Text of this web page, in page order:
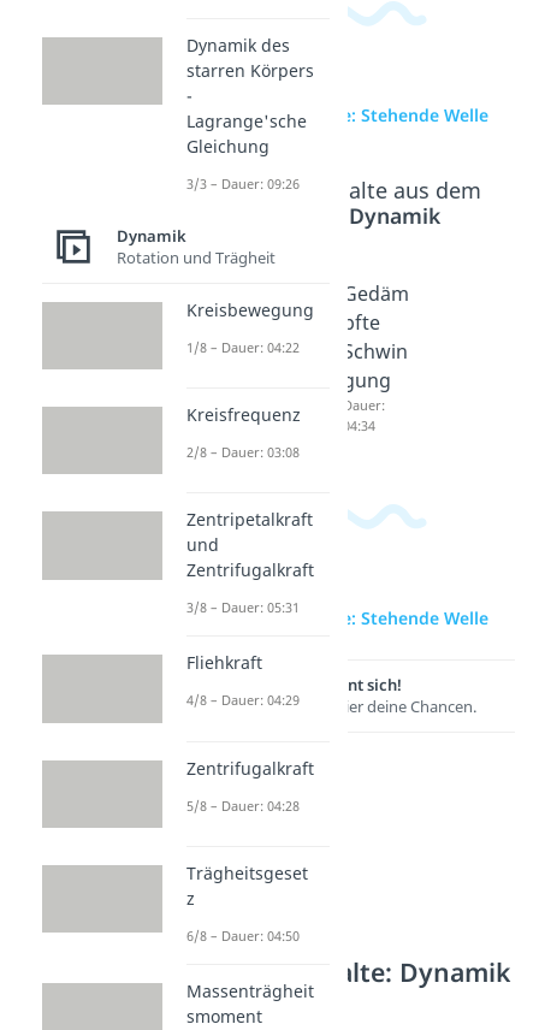
zur Videoseite: Stehende Welle
Beliebte Inhalte aus dem
Dynamik
nz
Dauer:
ische
Schwin
05:43
Gedäm
pfte
Schwin
gung
Dauer:
04:34
zur Videoseite: Stehende Welle
Lernen lohnt sich!
Entdecke hier deine Chancen.
Weitere Inhalte: Dynamik
Schwingungen
Dynamik des
starren Körpers
-
Lagrange'sche
Gleichung
3/3 – Dauer: 09:26
Dynamik
Rotation und Trägheit
Kreisbewegung
1/8 – Dauer: 04:22
Kreisfrequenz
2/8 – Dauer: 03:08
Zentripetalkraft
und
Zentrifugalkraft
3/8 – Dauer: 05:31
Fliehkraft
4/8 – Dauer: 04:29
Zentrifugalkraft
5/8 – Dauer: 04:28
Trägheitsgeset
z
6/8 – Dauer: 04:50
Massenträgheit
smoment